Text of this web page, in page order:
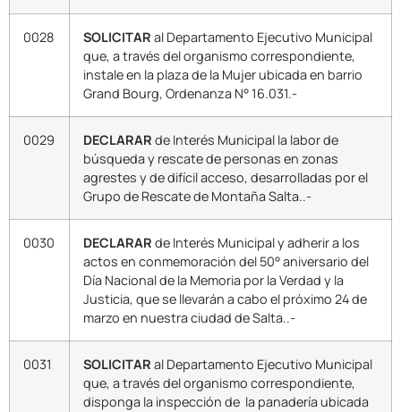
0028 SOLICITAR al Departamento Ejecutivo Municipal
que, a través del organismo correspondiente,
instale en la plaza de la Mujer ubicada en barrio
Grand Bourg, Ordenanza N° 16.031.-
0029 DECLARAR de Interés Municipal la labor de
búsqueda y rescate de personas en zonas
agrestes y de difícil acceso, desarrolladas por el
Grupo de Rescate de Montaña Salta..-
0030 DECLARAR de Interés Municipal y adherir a los
actos en conmemoración del 50° aniversario del
Día Nacional de la Memoria por la Verdad y la
Justicia, que se llevarán a cabo el próximo 24 de
marzo en nuestra ciudad de Salta..-
0031 SOLICITAR al Departamento Ejecutivo Municipal
que, a través del organismo correspondiente,
disponga la inspección de la panadería ubicada